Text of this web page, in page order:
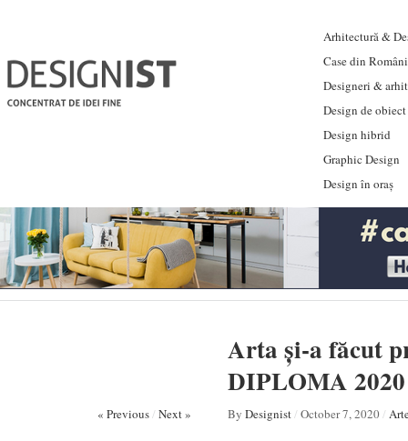
Arhitectură &
Case din
Designeri &
Design de obiect
Design hibrid
Graphic Design
Design în oraș
Arta și-a făcut
DIPLOMA 2020
« Previous/ Next » By Designist/ October 7, 2020/